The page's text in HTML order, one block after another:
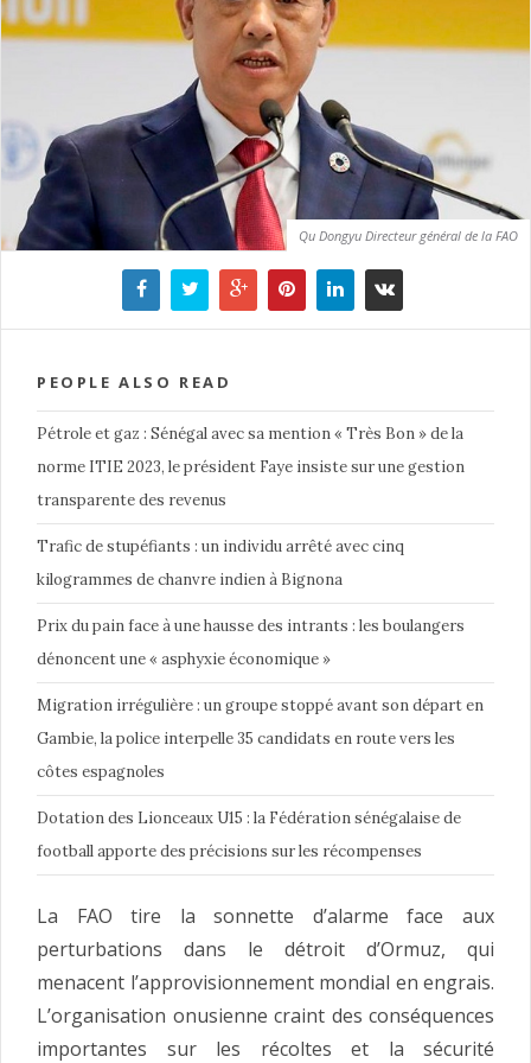
Qu Dongyu Directeur général de la FAO
PEOPLE ALSO READ
Pétrole et gaz : Sénégal avec sa mention « Très Bon » de la
norme ITIE 2023, le président Faye insiste sur une gestion
transparente des revenus
Trafic de stupéfiants : un individu arrêté avec cinq
kilogrammes de chanvre indien à Bignona
Prix du pain face à une hausse des intrants : les boulangers
dénoncent une « asphyxie économique »
Migration irrégulière : un groupe stoppé avant son départ en
Gambie, la police interpelle 35 candidats en route vers les
côtes espagnoles
Dotation des Lionceaux U15 : la Fédération sénégalaise de
football apporte des précisions sur les récompenses
La FAO tire la sonnette d’alarme face aux
perturbations dans le détroit d’Ormuz, qui
menacent l’approvisionnement mondial en engrais.
L’organisation onusienne craint des conséquences
importantes sur les récoltes et la sécurité